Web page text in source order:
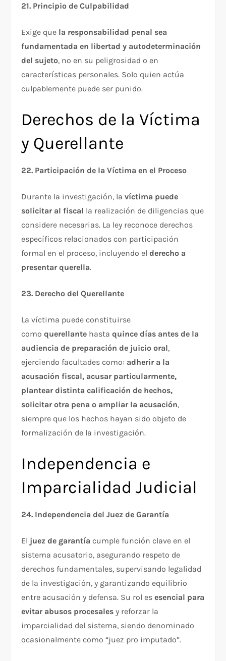
21. Principio de Culpabilidad
Exige que la responsabilidad penal sea
fundamentada en libertad y autodeterminación
del sujeto, no en su peligrosidad o en
características personales. Solo quien actúa
culpablemente puede ser punido.​
Derechos de la Víctima
y Querellante
22. Participación de la Víctima en el Proceso
Durante la investigación, lavíctima puede
solicitar al fiscal la realización de diligencias que
considere necesarias. La ley reconoce derechos
específicos relacionados con participación
formal en el proceso, incluyendo elderecho a
presentar querella.​
23. Derecho del Querellante
La víctima puede constituirse
comoquerellante hastaquince días antes de la
audiencia de preparación de juicio oral,
ejerciendo facultades como: adherir a la
acusación fiscal, acusar particularmente,
plantear distinta calificación de hechos,
solicitar otra pena o ampliar la acusación,
siempre que los hechos hayan sido objeto de
formalización de la investigación.​
Independencia e
Imparcialidad Judicial
24. Independencia del Juez de Garantía
El juez de garantía cumple función clave en el
sistema acusatorio, asegurando respeto de
derechos fundamentales, supervisando legalidad
de la investigación, y garantizando equilibrio
entre acusación y defensa. Su rol esesencial para
evitar abusos procesales y reforzar la
imparcialidad del sistema, siendo denominado
ocasionalmente como “juez pro imputado”.​